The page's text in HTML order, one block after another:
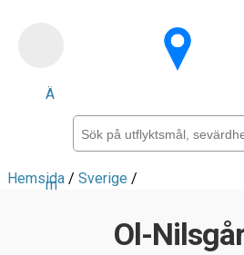
Ä
m
Hemsida / Sverige /
Ol-